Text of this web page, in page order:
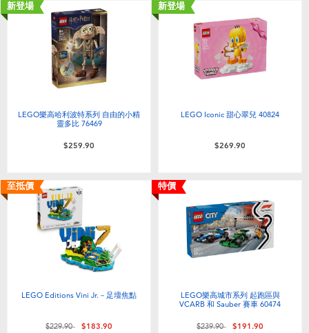
新登場
LEGO樂高哈利波特系列 自由的小精
靈多比 76469
$259.90
新登場
LEGO Iconic 甜心翠兒 40824
$269.90
至抵價
LEGO Editions Vini Jr.－足壇焦點
價格從
$229.90至$183.90
特價
LEGO樂高城市系列 起跑區與
VCARB 和 Sauber 賽車 60474
價格從
$239.90至$191.90